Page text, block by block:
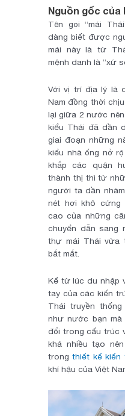
Nguồn gốc
Tên gọi “mái
dàng biết được
mái này là từ
mệnh danh là ”xứ
Với vị trí địa lý là
Nam đồng thời
lại giữa 2 nước
kiểu Thái đã dần
giai đoạn những
kiểu nhà ống nở
khắp các quận
thành thị thì từ
người ta dần
nét hơi khô cứng
cao của những
chuyển dẫn sang
thự mái Thái vừa
bắt mắt.
Kể từ lúc du nhập
tay của các kiến
Thái truyền
như nước bạn
đổi trong cấu trúc
khá nhiều tạo
trongthiết kế kiến
khí hậu của Việt